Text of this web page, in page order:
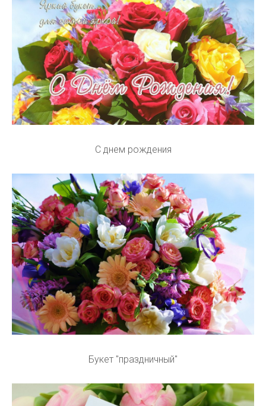
С днем рождения
Букет "праздничный"